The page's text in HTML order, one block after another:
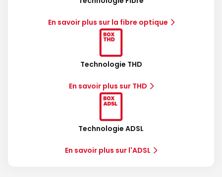
En savoir plus sur la fibre optique
Technologie THD
En savoir plus sur THD
Technologie ADSL
En savoir plus sur l'ADSL